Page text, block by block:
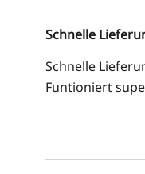
Schnelle
Schnelle
Funtioniert